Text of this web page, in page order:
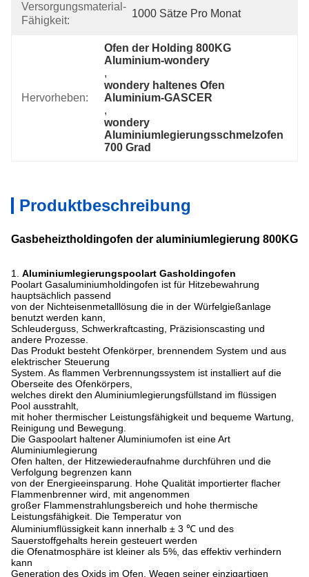
Versorgungsmaterial-
Fähigkeit:
1000 Sätze Pro Monat
Hervorheben:
Ofen der Holding 800KG
Aluminium-wondery
,
wondery haltenes Ofen
Aluminium-GASCER
,
wondery
Aluminiumlegierungsschmelzofen
700 Grad
Produktbeschreibung
Gasbeheiztholdingofen der aluminiumlegierung 800KG
1. Aluminiumlegierungspoolart Gasholdingofen
Poolart Gasaluminiumholdingofen ist für Hitzebewahrung
hauptsächlich passend
von der Nichteisenmetalllösung die in der Würfelgießanlage
benutzt werden kann,
Schleuderguss, Schwerkraftcasting, Präzisionscasting und
andere Prozesse.
Das Produkt besteht Ofenkörper, brennendem System und aus
elektrischer Steuerung
System. As flammen Verbrennungssystem ist installiert auf die
Oberseite des Ofenkörpers,
welches direkt den Aluminiumlegierungsfüllstand im flüssigen
Pool ausstrahlt,
mit hoher thermischer Leistungsfähigkeit und bequeme Wartung,
Reinigung und Bewegung.
Die Gaspoolart haltener Aluminiumofen ist eine Art
Aluminiumlegierung
Ofen halten, der Hitzewiederaufnahme durchführen und die
Verfolgung begrenzen kann
von der Energieeinsparung. Hohe Qualität importierter flacher
Flammenbrenner wird, mit angenommen
großer Flammenstrahlungsbereich und hohe thermische
Leistungsfähigkeit. Die Temperatur von
Aluminiumflüssigkeit kann innerhalb ± 3 ℃ und des
Sauerstoffgehalts herein gesteuert werden
die Ofenatmosphäre ist kleiner als 5%, das effektiv verhindern
kann
Generation des Oxids im Ofen. Wegen seiner einzigartigen